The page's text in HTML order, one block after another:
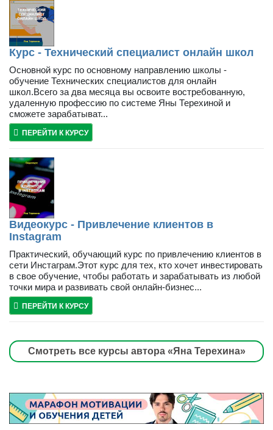
Курс - Технический специалист онлайн школ
Основной курс по основному направлению школы -
обучение Технических специалистов для онлайн
школ.Всего за два месяца вы освоите востребованную,
удаленную профессию по системе Яны Терехиной и
сможете зарабатыват...
ПЕРЕЙТИ К КУРСУ
Видеокурс - Привлечение клиентов в
Instagram
Практический, обучающий курс по привлечению клиентов в
сети Инстаграм.Этот курс для тех, кто хочет инвестировать
в свое обучение, чтобы работать и зарабатывать из любой
точки мира и развивать свой онлайн-бизнес...
ПЕРЕЙТИ К КУРСУ
Смотреть все курсы автора «Яна Терехина»